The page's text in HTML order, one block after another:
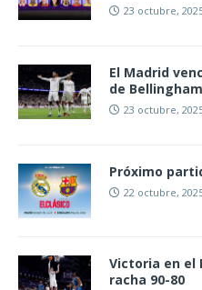
23 octubre,
El Madrid
de
23 octubre,
Próximo
22 octubre,
Victoria en el
racha 90-80